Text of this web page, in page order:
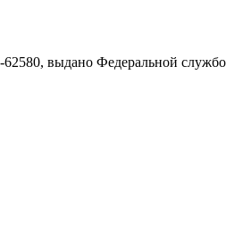
выдано Федеральной